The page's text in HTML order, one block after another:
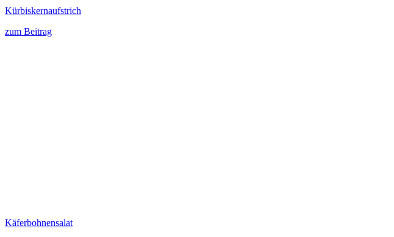
Kürbiskernaufstrich
zum Beitrag
Käferbohnensalat